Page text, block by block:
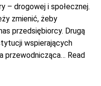
– drogowej i społecznej.
zmienić, żeby
przedsiębiorcy. Drugą
wspierających
przewodnicząca… Read